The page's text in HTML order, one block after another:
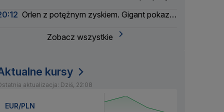
Orlen z potężnym zyskiem. Gigant pokazał
Zobacz wszystkie
kursy
aktualizacja: Dziś, 22:08
EUR/PLN